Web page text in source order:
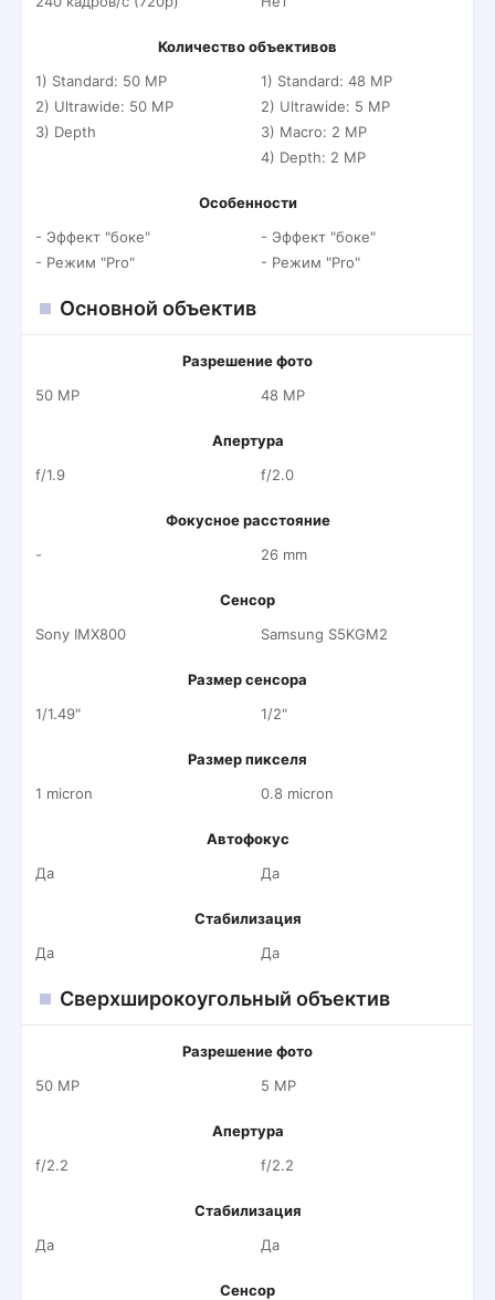
Количество объективов
1) Standard: 50 MP
2) Ultrawide: 50 MP
3) Depth
1) Standard: 48 MP
2) Ultrawide: 5 MP
3) Macro: 2 MP
4) Depth: 2 MP
Особенности
- Эффект "боке"
- Режим "Pro"
- Эффект "боке"
- Режим "Pro"
Основной объектив
Разрешение фото
50 MP
48 MP
Апертура
f/1.9
f/2.0
Фокусное расстояние
-
26 mm
Сенсор
Sony IMX800
Samsung S5KGM2
Размер сенсора
1/1.49"
1/2"
Размер пикселя
1 micron
0.8 micron
Автофокус
Да
Да
Стабилизация
Да
Да
Сверхширокоугольный объектив
Разрешение фото
50 MP
5 MP
Апертура
f/2.2
f/2.2
Стабилизация
Да
Да
Сенсор